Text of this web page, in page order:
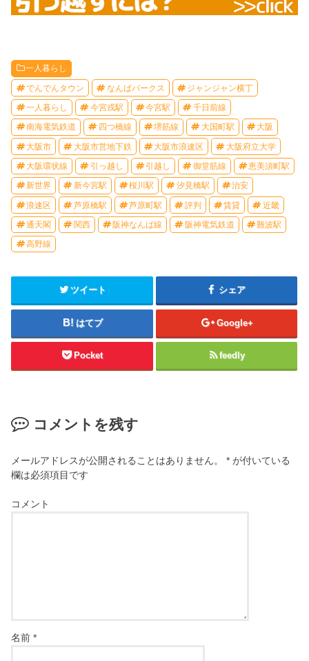
一人暮らし
でんでんタウン なんばパークス ジャンジャン横丁
一人暮らし 今宮戎駅 今宮駅 千日前線
南海電気鉄道 四つ橋線 堺筋線 大国町駅 大阪
大阪市 大阪市営地下鉄 大阪市浪速区 大阪府立大学
大阪環状線 引っ越し 引越し 御堂筋線 恵美須町駅
新世界 新今宮駅 桜川駅 汐見橋駅 治安
浪速区 芦原橋駅 芦原町駅 評判 賃貸 近畿
通天閣 関西 阪神なんば線 阪神電気鉄道 難波駅
高野線
ツイート シェア
はてブ Google+
Pocket feedly
コメントを残す
メールアドレスが公開されることはありません。 * が付いている
欄は必須項目です
コメント
名前*